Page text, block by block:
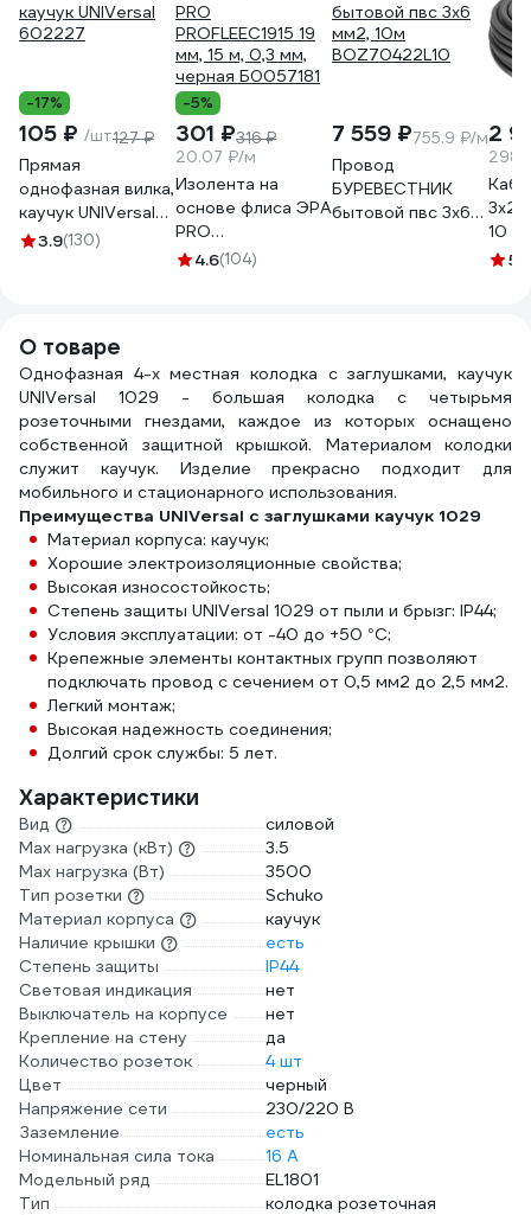
-17%
105 ₽ /шт127 ₽
Прямая
однофазная вилка,
каучук UNIVersal
602227
3.9(130)
-5%
301 ₽316 ₽
20.07 ₽/м
Изолента на
основе флиса ЭРА
PRO
PROFLEEC1915 19
4.6(104)
7 559 ₽755.9 ₽/м
Провод
БУРЕВЕСТНИК
бытовой пвс 3x6
2
10
КГ5
О товаре
Однофазная 4-х местная колодка с заглушками, каучук
UNIVersal 1029 - большая колодка с четырьмя
розеточными гнездами, каждое из которых оснащено
собственной защитной крышкой. Материалом колодки
служит каучук. Изделие прекрасно подходит для
мобильного и стационарного использования.
Преимущества UNIVersal с заглушками каучук 1029
Материал корпуса: каучук;
Хорошие электроизоляционные свойства;
Высокая износостойкость;
Степень защиты UNIVersal 1029 от пыли и брызг: IP44;
Условия эксплуатации: от -40 до +50 °С;
Крепежные элементы контактных групп позволяют
подключать провод с сечением от 0,5 мм2 до 2,5 мм2.
Легкий монтаж;
Высокая надежность соединения;
Долгий срок службы: 5 лет.
Характеристики
Вид
силовой
Max нагрузка (кВт)
3.5
Max нагрузка (Вт)
3500
Тип розетки
Schuko
Материал корпуса
каучук
Наличие крышки
есть
Степень защиты
IP44
Световая индикация
нет
Выключатель на корпусе
нет
Крепление на стену
да
Количество розеток
4 шт
Цвет
черный
Напряжение сети
230/220 В
Заземление
есть
Номинальная сила тока
16 А
Модельный ряд
EL1801
Тип
колодка розеточная